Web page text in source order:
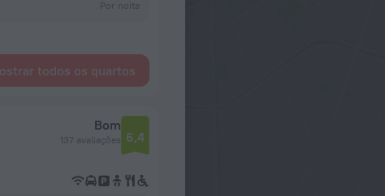
todos os quartos
Bom
137 avaliações 6,4